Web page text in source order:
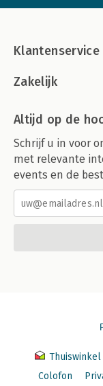
Klantenservice
Zakelijk
Altijd op de
Schrijf u in voor
met relevante
events en de
Colofon